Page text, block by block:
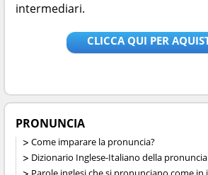
intermediari.
CLICCA QUI PER
PRONUNCIA
Come imparare la pronuncia?
Dizionario Inglese-Italiano della pronuncia